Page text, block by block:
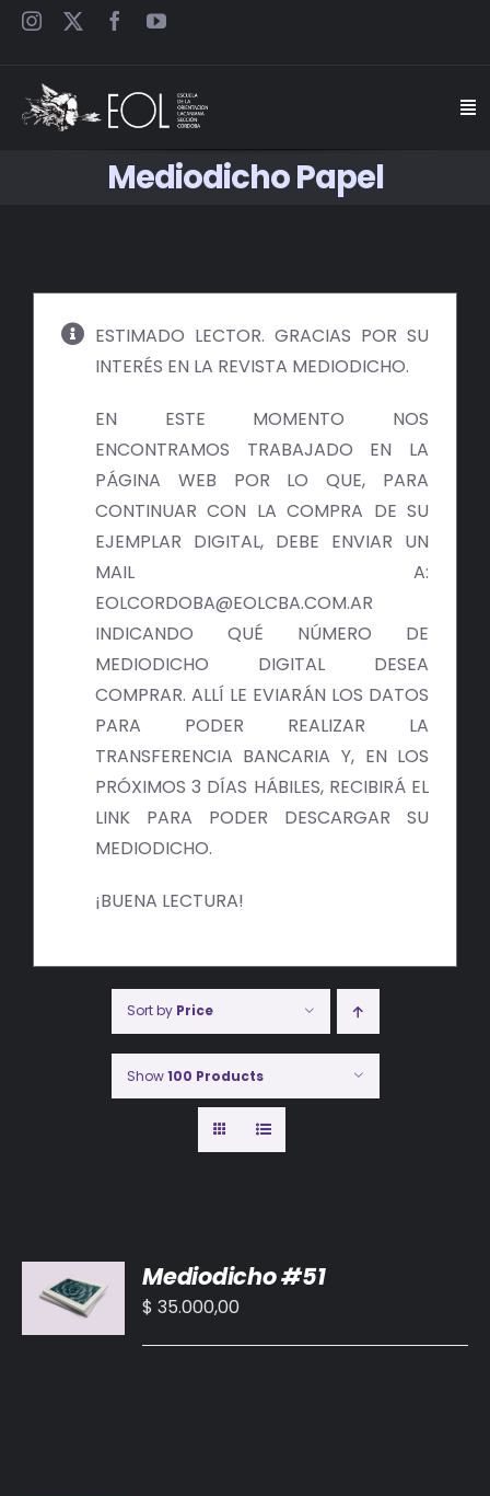
Saltar
JORNADAS
MEDIODICHO
ACTUALIDAD
CONTACTO
Mediodicho Papel
ESTIMADO LECTOR. GRACIAS POR SU
INTERÉS EN LA REVISTA MEDIODICHO.
EN ESTE MOMENTO NOS
ENCONTRAMOS TRABAJADO EN LA
PÁGINA WEB POR LO QUE, PARA
CONTINUAR CON LA COMPRA DE SU
EJEMPLAR DIGITAL, DEBE ENVIAR UN
MAIL A:
EOLCORDOBA@EOLCBA.COM.AR
INDICANDO QUÉ NÚMERO DE
MEDIODICHO DIGITAL DESEA
COMPRAR. ALLÍ LE EVIARÁN LOS DATOS
PARA PODER REALIZAR LA
TRANSFERENCIA BANCARIA Y, EN LOS
PRÓXIMOS 3 DÍAS HÁBILES, RECIBIRÁ EL
LINK PARA PODER DESCARGAR SU
MEDIODICHO.
¡BUENA LECTURA!
Sort by Price
Show100 Products
AL
CARRITO
/
Mediodicho #51
$ 35.000,00